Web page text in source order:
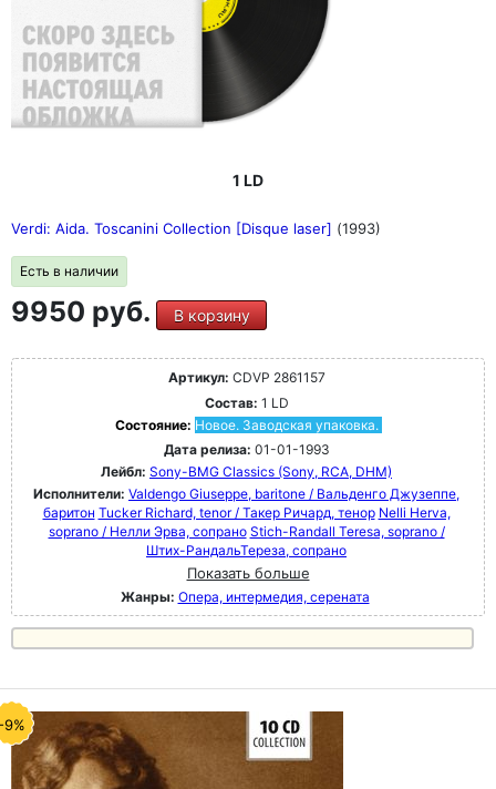
1 LD
Verdi: Aida. Toscanini Collection [Disque laser] (1993)
Есть в наличии
9950 руб. В корзину
Артикул: CDVP 2861157
Состав: 1 LD
Состояние: Новое. Заводская упаковка.
Дата релиза: 01-01-1993
Лейбл: Sony-BMG Classics (Sony, RCA, DHM)
Исполнители: Valdengo Giuseppe, baritone / Вальденго Джузеппе,
баритон Tucker Richard, tenor / Такер Ричард, тенор Nelli Herva,
soprano / Нелли Эрва, сопрано Stich-Randall Teresa, soprano /
Штих-РандальТереза, сопрано
Показать больше
Жанры: Опера, интермедия, серената
9%